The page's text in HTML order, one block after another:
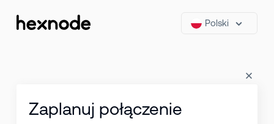
Polski
Zaplanuj połączenie